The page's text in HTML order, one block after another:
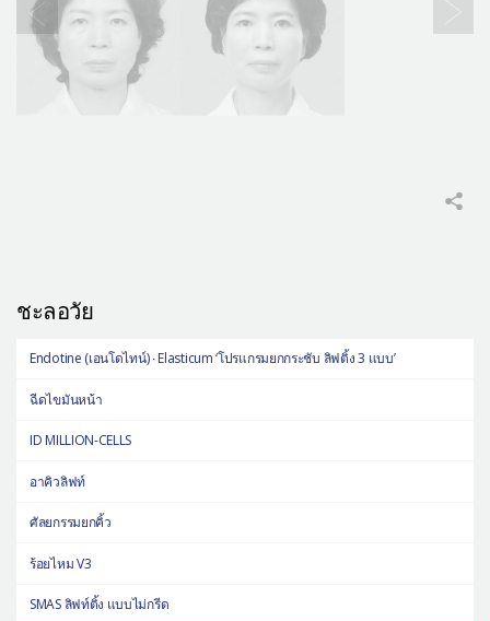
ชะลอวัย
Endotine (เอนโดไทน์) ∙ Elasticum ‘โปรแกรมยกกระชับ ลิฟติ้ง 3 แบบ’
ฉีดไขมันหน้า
ID MILLION-CELLS
อาคิวลิฟท์
ศัลยกรรมยกคิ้ว
ร้อยไหม V3
SMAS ลิฟท์ติ้ง แบบไม่กรีด